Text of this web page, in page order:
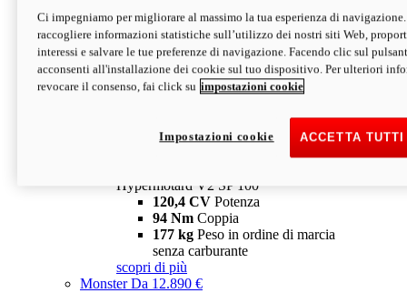
Hypermotard V2 SP
120,4 CVPotenza
94 NmCoppia
177 kgPeso in ordine di marcia
senza carburante
Depotenziata 35 kW: 18.890 € i
configura scopri di più
Hypermotard V2 SP 100
120,4 CV Potenza
94 Nm Coppia
177 kg Peso in ordine di marcia
senza carburante
scopri di più
MonsterDa 12.890 €
Ci impegniamo per migliorare al massimo la tua esperienza di
raccogliere informazioni statistiche sull’utilizzo dei nostri siti Web,
interessi e salvare le tue preferenze di navigazione. Facendo clic sul
acconsenti all'installazione dei cookie sul tuo dispositivo. Per ulteriori
revocare il consenso, fai click su impostazioni cookie
ACCETTA
Impostazioni cookie